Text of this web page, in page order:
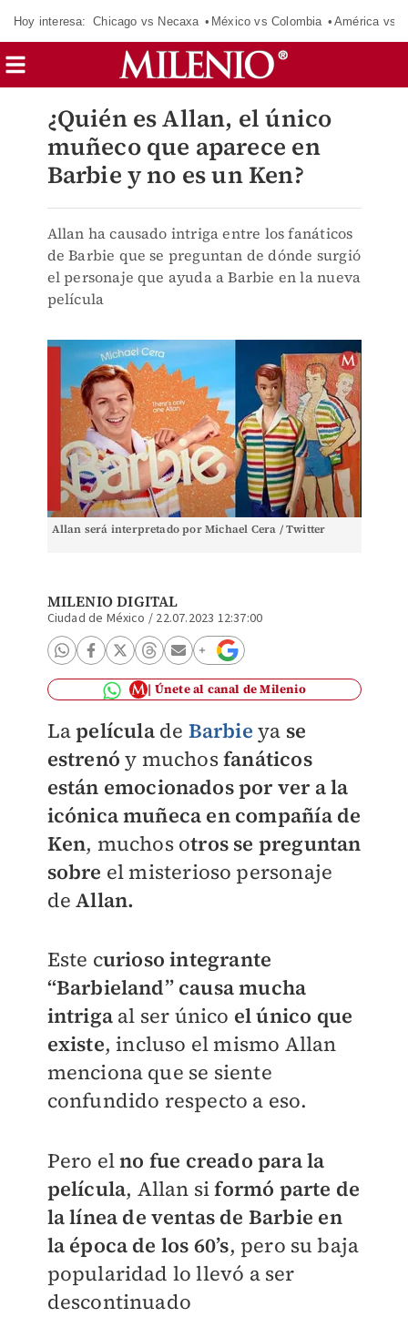
Hoy interesa: Chicago vs Necaxa México vs Colombia América vs
¿Quién es Allan, el único
muñeco que aparece en
Barbie y no es un Ken?
Allan ha causado intriga entre los fanáticos
de Barbie que se preguntan de dónde surgió
el personaje que ayuda a Barbie en la nueva
película
Allan será interpretado por Michael Cera / Twitter
MILENIO DIGITAL
Ciudad de México / 22.07.2023 12:37:00
Únete al canal de Milenio
Lapelículade Barbie ya se
estrenóy muchosfanáticos
están emocionados por ver a la
icónica muñeca en compañía de
Ken, muchos otros se preguntan
sobre el misterioso personaje
de Allan.
Este curioso integrante
“Barbieland” causa mucha
intriga al ser único el único que
existe, incluso el mismo Allan
menciona que se siente
confundido respecto a eso.
Pero elno fue creado para la
película, Allan siformó parte de
la línea de ventas de Barbie en
la época de los 60’s, pero su baja
popularidad lo llevó a ser
descontinuado